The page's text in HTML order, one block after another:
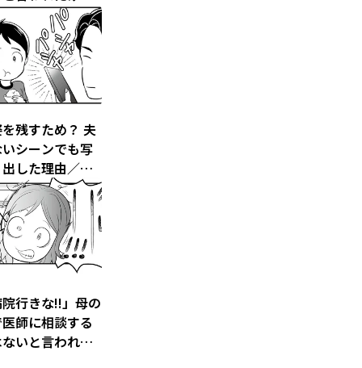
でがんになり
）
残すため？ 夫
シーンでも写
した理由／痔
ら大腸がんス
した（6）
行きな!!」母の
師に相談する
いと言われ／